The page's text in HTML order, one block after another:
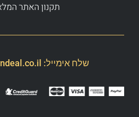
תקנון האתר
שלח אימייל: